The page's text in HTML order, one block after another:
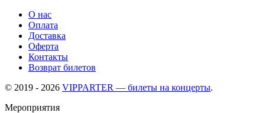
О нас
Оплата
Доставка
Оферта
Контакты
Возврат билетов
© 2019 - 2026 VIPPARTER — билеты на концерты.
Мероприятия